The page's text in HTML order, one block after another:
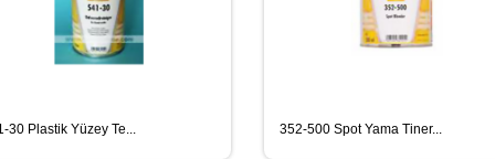
30 Plastik Yüzey Te... 352-500 Spot Yama Tiner...